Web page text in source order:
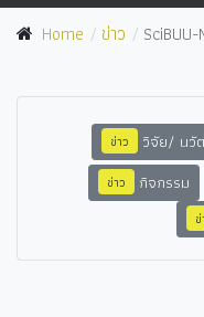
Home ข่าว
ข่าว วิจัย/ นวั
ข่าว กิจกรรม